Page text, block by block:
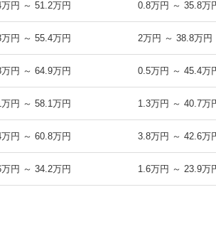
万円 ～ 51.2万円 0.8万円 ～ 35.8万
円 ～ 55.4万円 2万円 ～ 38.8万円
円 ～ 64.9万円 0.5万円 ～ 45.4万
円 ～ 58.1万円 1.3万円 ～ 40.7万
円 ～ 60.8万円 3.8万円 ～ 42.6万
円 ～ 34.2万円 1.6万円 ～ 23.9万